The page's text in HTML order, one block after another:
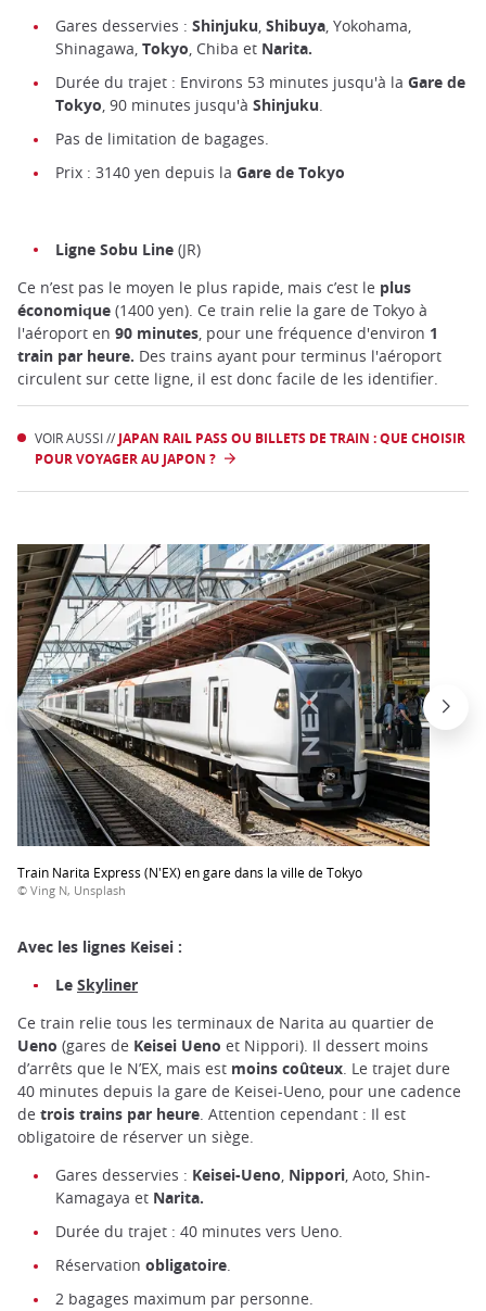
Gares desservies : Shinjuku, Shibuya, Yokohama,
Shinagawa, Tokyo, Chiba et Narita.
Durée du trajet : Environs 53 minutes jusqu'à la Gare de
Tokyo, 90 minutes jusqu'à Shinjuku.
Pas de limitation de bagages.
Prix : 3140 yen depuis la Gare de Tokyo
Ligne Sobu Line (JR)
Ce n’est pas le moyen le plus rapide, mais c’est le plus
économique (1400 yen). Ce train relie la gare de Tokyo à
l'aéroport en 90 minutes , pour une fréquence d'environ 1
train par heure. Des trains ayant pour terminus l'aéroport
circulent sur cette ligne, il est donc facile de les identifier.
VOIR AUSSI // JAPAN RAIL PASS OU BILLETS DE TRAIN : QUE CHOISIR
POUR VOYAGER AU JAPON ?
Train Narita Express (N'EX) en gare dans la ville de Tokyo
© Ving N, Unsplash
Avec les lignes Keisei :
Le Skyliner
Ce train relie tous les terminaux de Narita au quartier de
Ueno (gares de Keisei Ueno et Nippori). Il dessert moins
d’arrêts que le N’EX, mais est moins coûteux. Le trajet dure
40 minutes depuis la gare de Keisei-Ueno, pour une cadence
de trois trains par heure. Attention cependant : Il est
obligatoire de réserver un siège.
Gares desservies : Keisei-Ueno, Nippori, Aoto, Shin-
Kamagaya et Narita.
Durée du trajet : 40 minutes vers Ueno.
Réservation obligatoire.
2 bagages maximum par personne.